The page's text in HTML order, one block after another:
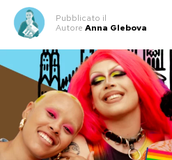
legati alle temperature
tempo, contrastando
spesso accompagna i
Giorgio Gori: «Va
mitigazione, ma
l’adattamento»
Pubblicato il
Autore Anna Glebova